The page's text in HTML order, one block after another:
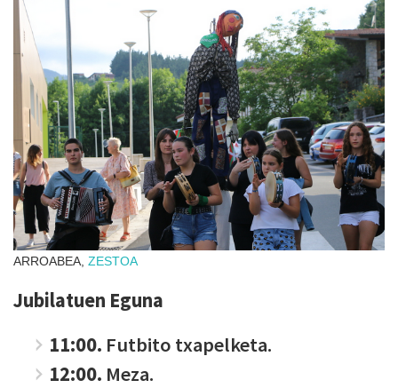
ARROABEA, ZESTOA
Jubilatuen Eguna
11:00. Futbito txapelketa.
12:00. Meza.